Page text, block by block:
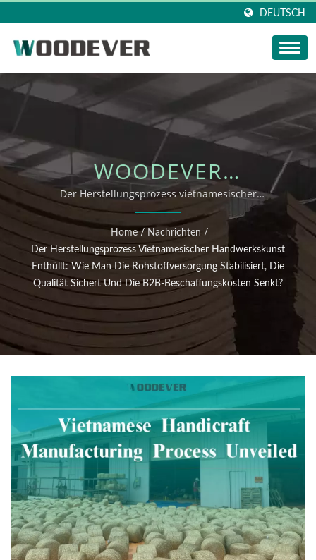
DEUTSCH
WOODEVER
NACHRICHTEN-
UPDATE: DER
HERSTELLUNGSPROZESS
VIETNAMESISCHER
HANDWERKSKUNST
ENTHÜLLT: WIE MAN
DIE
ROHSTOFFVERSORGUNG
STABILISIERT, DIE
QUALITÄT SICHERT
UND DIE B2B-
BESCHAFFUNGSKOSTEN
SENKT?
Der Herstellungsprozess vietnamesischer
Handwerkskunst enthüllt: Wie man die
Rohstoffversorgung stabilisiert, die Qualität sichert und
die B2B-Beschaffungskosten senkt?
Home / Nachrichten /
Der Herstellungsprozess Vietnamesischer Handwerkskunst
Enthüllt: Wie Man Die Rohstoffversorgung Stabilisiert, Die
Qualität Sichert Und Die B2B-Beschaffungskosten Senkt?